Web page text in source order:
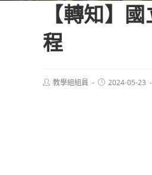
【轉知】
程
Post教學組組員
Post2024-05-23